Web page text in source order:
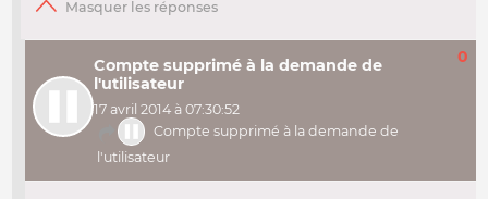
Compte supprimé à la demande de
l'utilisateur
17 avril 2014 à 07:30:52
Compte supprimé à la demande de
l'utilisateur
0